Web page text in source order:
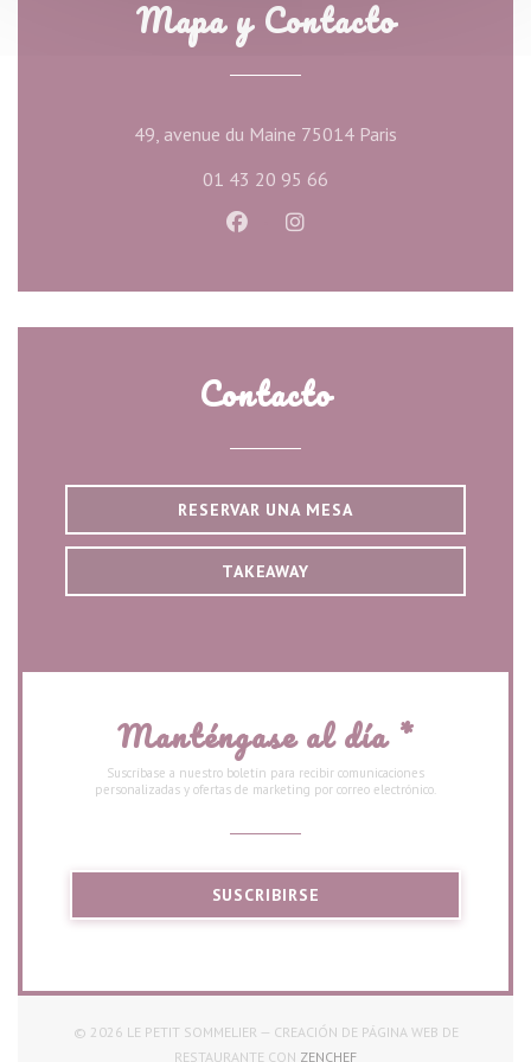
Mapa y Contacto
49, avenue du Maine 75014 Paris
01 43 20 95 66
Facebook ((abre en una nueva
Instagram ((abre en una
Contacto
RESERVAR UNA MESA
TAKEAWAY
Manténgase al día *
Suscríbase a nuestro boletín para recibir comunicaciones
personalizadas y ofertas de marketing por correo electrónico.
SUSCRIBIRSE
© 2026 LE PETIT SOMMELIER — CREACIÓN DE PÁGINA WEB DE
RESTAURANTE CON ZENCHEF((ABRE EN UNA NUEVA